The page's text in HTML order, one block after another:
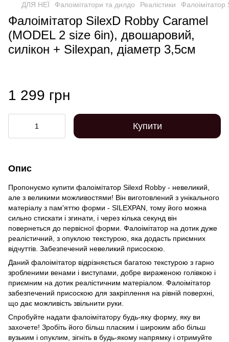
ДЛЯ НЕЇ Фалоімітатори та дилдо Реалістики
Фалоімітатор SilexD Robby Caramel
(MODEL 2 size 6in), двошаровий,
силікон + Silexpan, діаметр 3,5см
1 299 грн
Купити
Опис
Пропонуємо купити фалоімітатор Silexd Robby - невеликий,
але з великими можливостями! Він виготовлений з унікального
матеріалу з пам'яттю форми - SILEXPAN, тому його можна
сильно стискати і згинати, і через кілька секунд він
повернеться до первісної форми. Фалоімітатор на дотик дуже
реалістичний, з опуклою текстурою, яка додасть приємних
відчуттів. Забезпечений невеликий присоскою.
Даний фалоімітатор відрізняється багатою текстурою з гарно
зробленими венами і виступами, добре вираженою голівкою і
приємним на дотик реалістичним матеріалом. Фалоімітатор
забезпечений присоскою для закріплення на рівній поверхні,
що дає можливість звільнити руки.
Спробуйте надати фалоімітатору будь-яку форму, яку ви
захочете! Зробіть його більш пласким і широким або більш
вузьким і опуклим, зігніть в будь-якому напрямку і отримуйте